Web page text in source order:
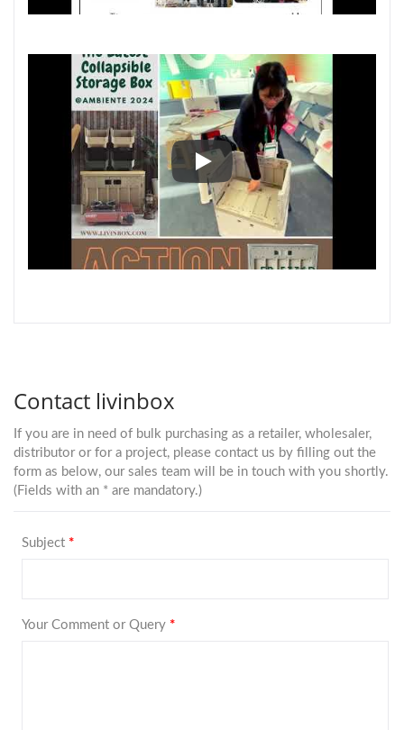
Ambiente 2024: